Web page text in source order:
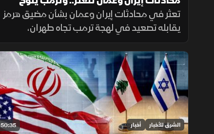
بخيار التصعيد
تعثر في محادثات إيران وعمان بشأن مضيق هرمز
يقابله تصعيد في لهجة ترمب تجاه طهران،
بالتزامن مع استمرار ملفات القدس ولبنان وغزة،
وتحديات المهاجرين في سبتة.
50:35 الشرق للأخبار أخبار